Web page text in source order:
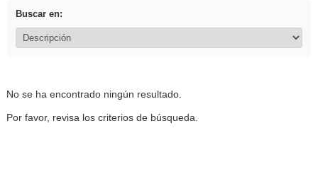
Buscar en:
No se ha encontrado ningún resultado.
Por favor, revisa los criterios de búsqueda.